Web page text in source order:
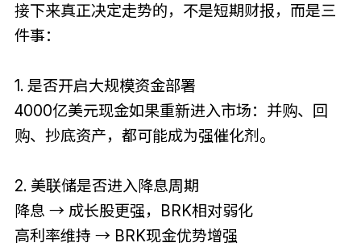
接下来真正决定走势的，不是短期财报，而是三
件事：
1. 是否开启大规模资金部署
4000亿美元现金如果重新进入市场：并购、回
购、抄底资产，都可能成为强催化剂。
2. 美联储是否进入降息周期
降息 → 成长股更强，BRK相对弱化
高利率维持 → BRK现金优势增强